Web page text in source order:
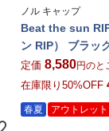
ノル キャップ
Beat the sun
ン RIP） ブラッ
定価 8,580 のと
在庫限り50%OFF
春夏 アウトレット